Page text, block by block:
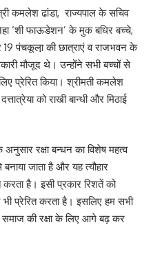
कमलेश ढांडा, राज्यपाल के सचिव
’शी फाऊडेशन’ के मुक बधिर बच्चे,
19 पंचकूला़ की छात्राएं व राजभवन के
मौजूद थे। उन्होंने सभी बच्चों से
प्रेरित किया। श्रीमती कमलेश
को राखी बान्धी और मिठाई
अनुसार रक्षा बन्धन का विशेष महत्व
जाता है और यह त्यौहार
है। इसी प्रकार रिशतें को
प्रेरित करता है। इसलिए हम सभी
समाज की रक्षा के लिए आगे बढ़ कर